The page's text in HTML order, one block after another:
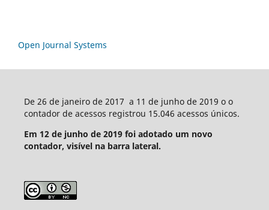
Open Journal Systems
De 26 de janeiro de 2017 a 11 de junho de 2019 o o
contador de acessos registrou 15.046 acessos únicos.
Em 12 de junho de 2019 foi adotado um novo
contador, visível na barra lateral.